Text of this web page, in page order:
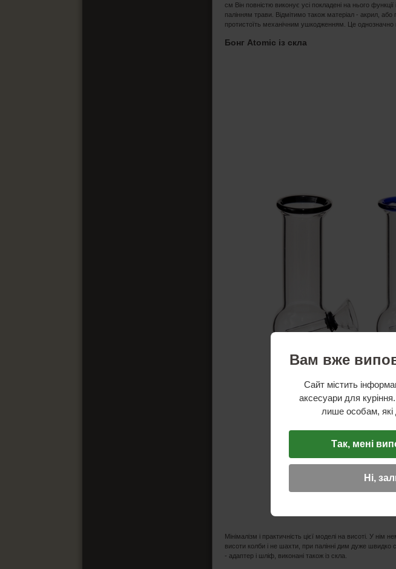
см Він повністю виконує усі покладені на нього
палінням трави. Відмітимо також матеріал - акрил,
протистоїть механічним ушкодженням. Це однозначно
Бонг Atomic із скла
Мінімалізм і практичність цієї моделі на висоті. У
висоти колби і не шахти, при палінні дим дуже
- адаптер і шліф, виконані також із скла.
Вам вже
Сайт містить
аксесуари для
лише особам, які
Так, мені
Ні,